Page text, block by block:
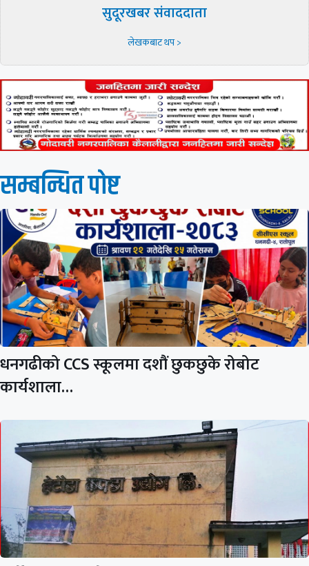
सुदूरखबर संवाददाता
लेखकबाट थप >
सम्बन्धित पाेष्ट
धनगढीको CCS स्कूलमा दशौं छुकछुके रोबोट
कार्यशाला…